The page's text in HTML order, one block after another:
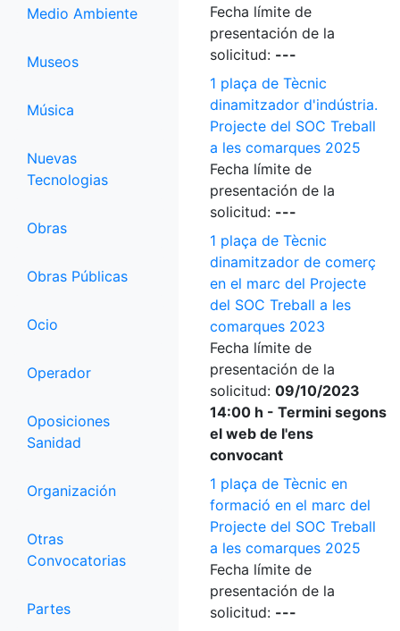
Medio Ambiente
Museos
Música
Nuevas
Tecnologias
Obras
Obras Públicas
Ocio
Operador
Oposiciones
Sanidad
Organización
Otras
Convocatorias
Partes
Fecha límite de
presentación de la
solicitud: ---
1 plaça de Tècnic
dinamitzador d'indústria.
Projecte del SOC Treball
a les comarques 2025
Fecha límite de
presentación de la
solicitud: ---
1 plaça de Tècnic
dinamitzador de comerç
en el marc del Projecte
del SOC Treball a les
comarques 2023
Fecha límite de
presentación de la
solicitud: 09/10/2023
14:00 h - Termini segons
el web de l'ens
convocant
1 plaça de Tècnic en
formació en el marc del
Projecte del SOC Treball
a les comarques 2025
Fecha límite de
presentación de la
solicitud: ---